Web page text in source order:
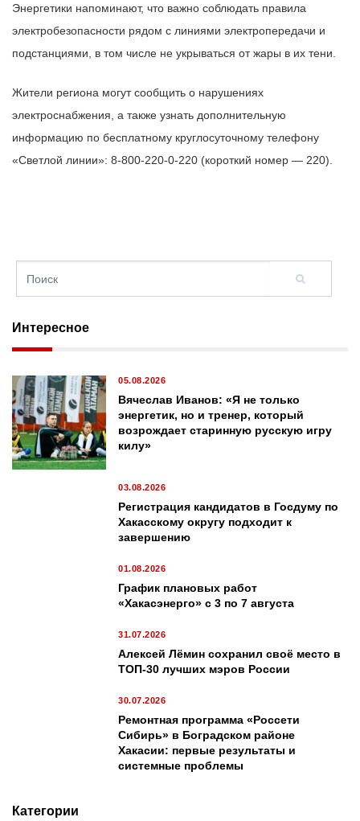
Энергетики напоминают, что важно соблюдать правила
электробезопасности рядом с линиями электропередачи и
подстанциями, в том числе не укрываться от жары в их тени.
Жители региона могут сообщить о нарушениях
электроснабжения, а также узнать дополнительную
информацию по бесплатному круглосуточному телефону
«Светлой линии»: 8-800-220-0-220 (короткий номер — 220).
Интересное
05.08.2026
Вячеслав Иванов: «Я не только
энергетик, но и тренер, который
возрождает старинную русскую игру
килу»
03.08.2026
Регистрация кандидатов в Госдуму по
Хакасскому округу подходит к
завершению
01.08.2026
График плановых работ
«Хакасэнерго» с 3 по 7 августа
31.07.2026
Алексей Лёмин сохранил своё место в
ТОП-30 лучших мэров России
30.07.2026
Ремонтная программа «Россети
Сибирь» в Боградском районе
Хакасии: первые результаты и
системные проблемы
Категории